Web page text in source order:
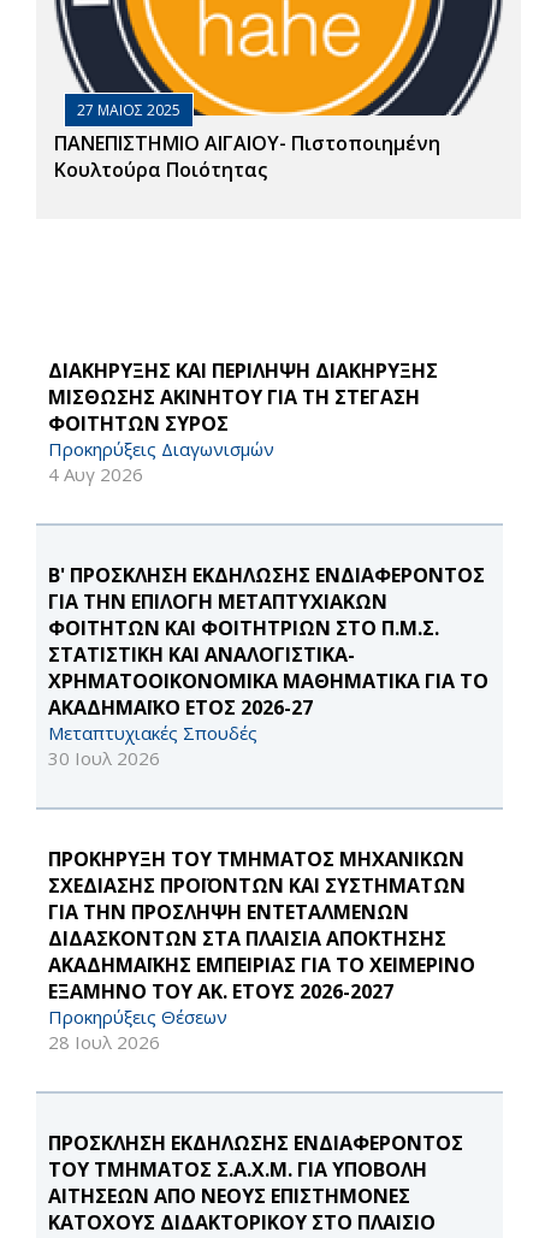
27 ΜΑΙΟΣ 2025
ΠΑΝΕΠΙΣΤΗΜΙΟ ΑΙΓΑΙΟΥ- Πιστοποιημένη
Κουλτούρα Ποιότητας
ΔΙΑΚΗΡΥΞΗΣ ΚΑΙ ΠΕΡΙΛΗΨΗ ΔΙΑΚΗΡΥΞΗΣ
ΜΙΣΘΩΣΗΣ ΑΚΙΝΗΤΟΥ ΓΙΑ ΤΗ ΣΤΕΓΑΣΗ
ΦΟΙΤΗΤΩΝ ΣΥΡΟΣ
Προκηρύξεις Διαγωνισμών
4 Αυγ 2026
Β' ΠΡΟΣΚΛΗΣΗ ΕΚΔΗΛΩΣΗΣ ΕΝΔΙΑΦΕΡΟΝΤΟΣ
ΓΙΑ ΤΗΝ ΕΠΙΛΟΓΗ ΜΕΤΑΠΤΥΧΙΑΚΩΝ
ΦΟΙΤΗΤΩΝ ΚΑΙ ΦΟΙΤΗΤΡΙΩΝ ΣΤΟ Π.Μ.Σ.
ΣΤΑΤΙΣΤΙΚΗ ΚΑΙ ΑΝΑΛΟΓΙΣΤΙΚΑ-
ΧΡΗΜΑΤΟΟΙΚΟΝΟΜΙΚΑ ΜΑΘΗΜΑΤΙΚΑ ΓΙΑ ΤΟ
ΑΚΑΔΗΜΑΪΚΟ ΕΤΟΣ 2026-27
Μεταπτυχιακές Σπουδές
30 Ιουλ 2026
ΠΡΟΚΗΡΥΞΗ ΤΟΥ ΤΜΗΜΑΤΟΣ ΜΗΧΑΝΙΚΩΝ
ΣΧΕΔΙΑΣΗΣ ΠΡΟΪΟΝΤΩΝ ΚΑΙ ΣΥΣΤΗΜΑΤΩΝ
ΓΙΑ ΤΗΝ ΠΡΟΣΛΗΨΗ ΕΝΤΕΤΑΛΜΕΝΩΝ
ΔΙΔΑΣΚΟΝΤΩΝ ΣΤΑ ΠΛΑΙΣΙΑ ΑΠΟΚΤΗΣΗΣ
ΑΚΑΔΗΜΑΪΚΗΣ ΕΜΠΕΙΡΙΑΣ ΓΙΑ ΤΟ ΧΕΙΜΕΡΙΝΟ
ΕΞΑΜΗΝΟ ΤΟΥ ΑΚ. ΕΤΟΥΣ 2026-2027
Προκηρύξεις Θέσεων
28 Ιουλ 2026
ΠΡΟΣΚΛΗΣΗ ΕΚΔΗΛΩΣΗΣ ΕΝΔΙΑΦΕΡΟΝΤΟΣ
ΤΟΥ ΤΜΗΜΑΤΟΣ Σ.Α.Χ.Μ. ΓΙΑ ΥΠΟΒΟΛΗ
ΑΙΤΗΣΕΩΝ ΑΠΟ ΝΕΟΥΣ ΕΠΙΣΤΗΜΟΝΕΣ
ΚΑΤΟΧΟΥΣ ΔΙΔΑΚΤΟΡΙΚΟΥ ΣΤΟ ΠΛΑΙΣΙΟ